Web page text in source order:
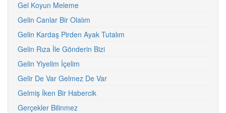
Gel Koyun Meleme
Gelin Canlar Bir Olalım
Gelin Kardaş Pirden Ayak Tutalım
Gelin Rıza İle Gönderin Bizi
Gelin Yiyelim İçelim
Gelir De Var Gelmez De Var
Gelmiş İken Bir Habercik
Gerçekler Bilinmez